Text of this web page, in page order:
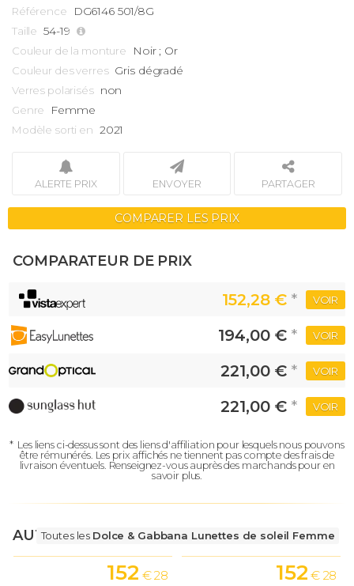
Référence DG6146 501/8G
Taille 54-19
Couleur de la monture Noir ; Or
Couleur des verres Gris dégradé
Verres polarisés non
Genre Femme
Modèle sorti en 2021
ALERTE PRIX ENVOYER PARTAGER
COMPARER LES PRIX
COMPARATEUR DE PRIX
152,28 € * VOIR
194,00 € * VOIR
221,00 € * VOIR
221,00 € * VOIR
* Les liens ci-dessus sont des liens d'affiliation pour lesquels nous pouvons
être rémunérés. Les prix affichés ne tiennent pas compte des frais de
livraison éventuels. Renseignez-vous auprès des marchands pour en
savoir plus.
AUTRES LUNETTES
Toutes les Dolce & Gabbana Lunettes de soleil Femme
152 € 28 152 € 28